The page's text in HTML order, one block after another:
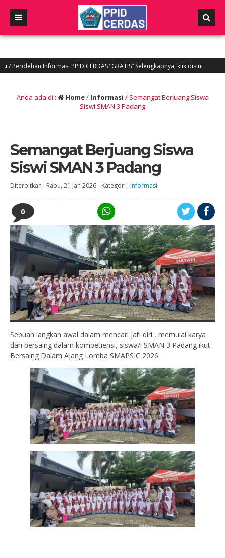
Informasi PPID CERDAS “GRATIS” Selengkapnya, klik disini
Anda ada di : Home/ Informasi / Semangat Berjuang Siswa
Siswi SMAN 3 Padang
Semangat Berjuang Siswa
Siswi SMAN 3 Padang
Diterbitkan : Rabu, 21 Jan 2026- Kategori : Informasi
0
Sebuah langkah awal dalam mencari jati diri , memulai karya
dan bersaing dalam kompetiensi, siswa/i SMAN 3 Padang ikut
Bersaing Dalam Ajang Lomba SMAPSIC 2026